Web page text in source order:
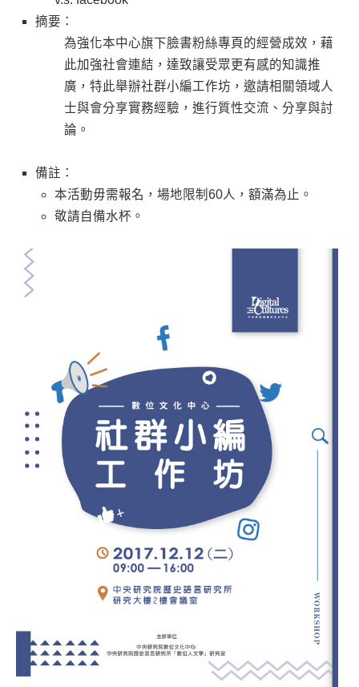
摘要：
為強化本中心旗下臉書粉絲專頁的經營成效，藉
此加強社會連結，達致讓受眾更有感的知識推
廣，特此舉辦社群小編工作坊，邀請相關領域人
士與會分享實務經驗，進行質性交流、分享與討
論。
備註：
本活動毋需報名，場地限制60人，額滿為止。
敬請自備水杯。